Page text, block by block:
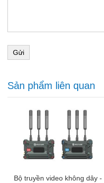
Gửi
Sản phẩm liên quan
Bộ truyền video không dây -